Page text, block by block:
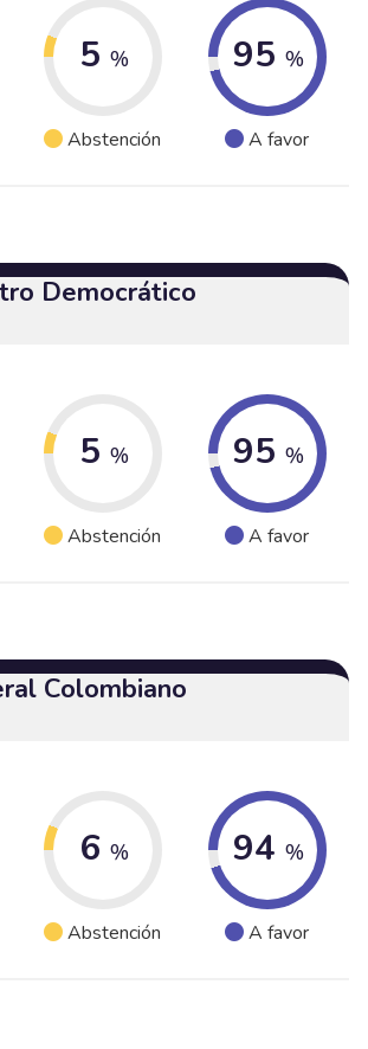
5 %
Abstención
95 %
A favor
Democrático
5 %
Abstención
95 %
A favor
Colombiano
6 %
Abstención
94 %
A favor